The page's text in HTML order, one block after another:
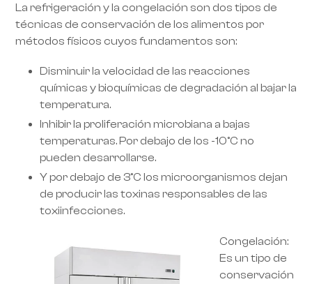
La refrigeración y la congelación son dos tipos de
técnicas de conservación de los alimentos por
métodos físicos cuyos fundamentos son:
Disminuir la velocidad de las reacciones
químicas y bioquímicas de degradación al bajar la
temperatura.
Inhibir la proliferación microbiana a bajas
temperaturas. Por debajo de los -10°C no
pueden desarrollarse.
Y por debajo de 3°C los microorganismos dejan
de producir las toxinas responsables de las
toxiinfecciones.
Congelación:
Es un tipo de
conservación